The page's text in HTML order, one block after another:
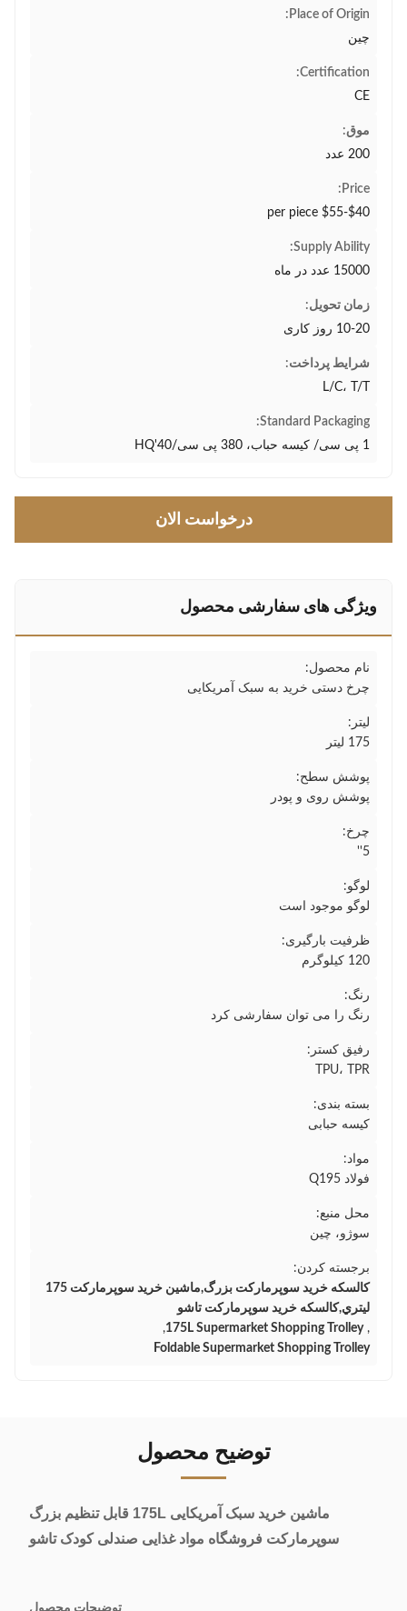
Place of Origin:
چین
Certification:
CE
موق:
200 عدد
Price:
$40-$55 per piece
Supply Ability:
15000 عدد در ماه
زمان تحویل:
10-20 روز کاری
شرایط پرداخت:
L/C، T/T
Standard Packaging:
1 پی سی/ کیسه حباب، 380 پی سی/40'HQ
درخواست الان
ویژگی های سفارشی محصول
نام محصول:
چرخ دستی خرید به سبک آمریکایی
لیتر:
175 لیتر
پوشش سطح:
پوشش روی و پودر
چرخ:
5''
لوگو:
لوگو موجود است
ظرفیت بارگیری:
120 کیلوگرم
رنگ:
رنگ را می توان سفارشی کرد
رفیق کستر:
TPU، TPR
بسته بندی:
کیسه حبابی
مواد:
فولاد Q195
محل منبع:
سوژو، چین
برجسته کردن:
کالسکه خرید سوپرمارکت بزرگ,ماشين خرید سوپرمارکت 175
ليتري,کالسکه خرید سوپرمارکت تاشو
,
175L Supermarket Shopping Trolley
,
Foldable Supermarket Shopping Trolley
توضیح محصول
ماشین خرید سبک آمریکایی 175L قابل تنظیم بزرگ
سوپرمارکت فروشگاه مواد غذایی صندلی کودک تاشو
توضیحات محصول